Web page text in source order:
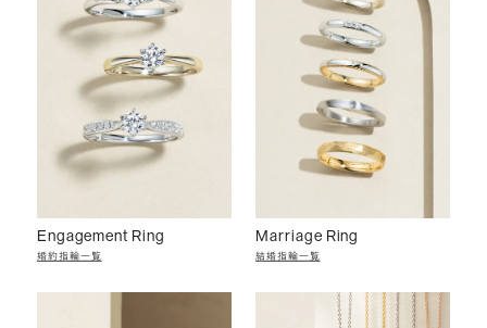
Engagement Ring
婚約指輪一覧
Marriage Ring
結婚指輪一覧